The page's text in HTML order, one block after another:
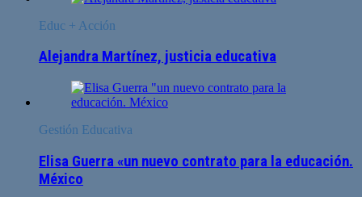
Educ + Acción
Alejandra Martínez, justicia educativa
Gestión Educativa
Elisa Guerra «un nuevo contrato para la educación.
México